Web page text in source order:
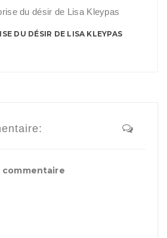
DU DÉSIR DE LISA KLEYPAS
commentaire